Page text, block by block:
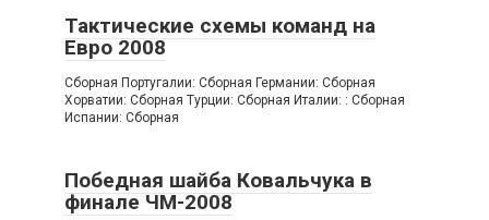
Тактические схемы команд на
Евро 2008
Сборная Португалии: Сборная Германии: Сборная
Хорватии: Сборная Турции: Сборная Италии: : Сборная
Испании: Сборная
Победная шайба Ковальчука в
финале ЧМ-2008